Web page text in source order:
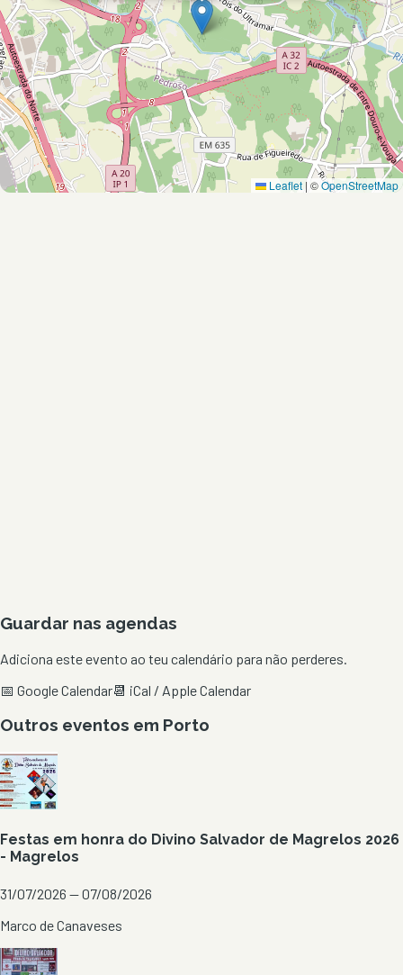
Leaflet | ©OpenStreetMap
Guardar nas agendas
Adiciona este evento ao teu calendário para não perderes.
📅 Google Calendar📆 iCal / Apple Calendar
Outros eventos em Porto
Festas em honra do Divino Salvador de Magrelos 2026
- Magrelos
31/07/2026 — 07/08/2026
Marco de Canaveses